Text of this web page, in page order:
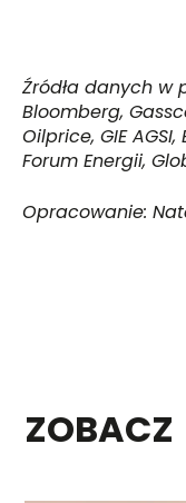
Źródła danych w
Bloomberg,
Oilprice, GIE
Forum Energii,
Opracowanie:
ZOBACZ